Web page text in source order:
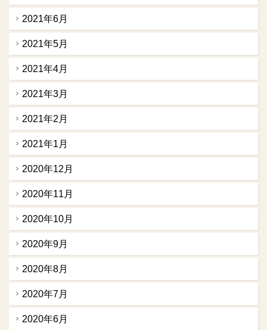
2021年6月
2021年5月
2021年4月
2021年3月
2021年2月
2021年1月
2020年12月
2020年11月
2020年10月
2020年9月
2020年8月
2020年7月
2020年6月